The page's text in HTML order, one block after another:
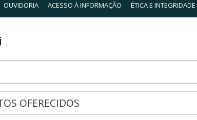
OUVIDORIA ACESSO À INFORMAÇÃO ÉTICA E INTEGRIDADE
OFERECIDOS